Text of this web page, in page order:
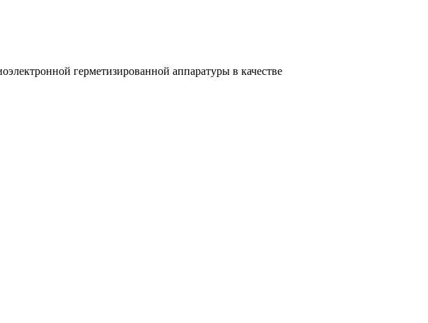
герметизированной аппаратуры в качестве